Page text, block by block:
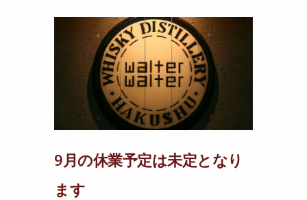
9月の休業予定は未定となり
ます